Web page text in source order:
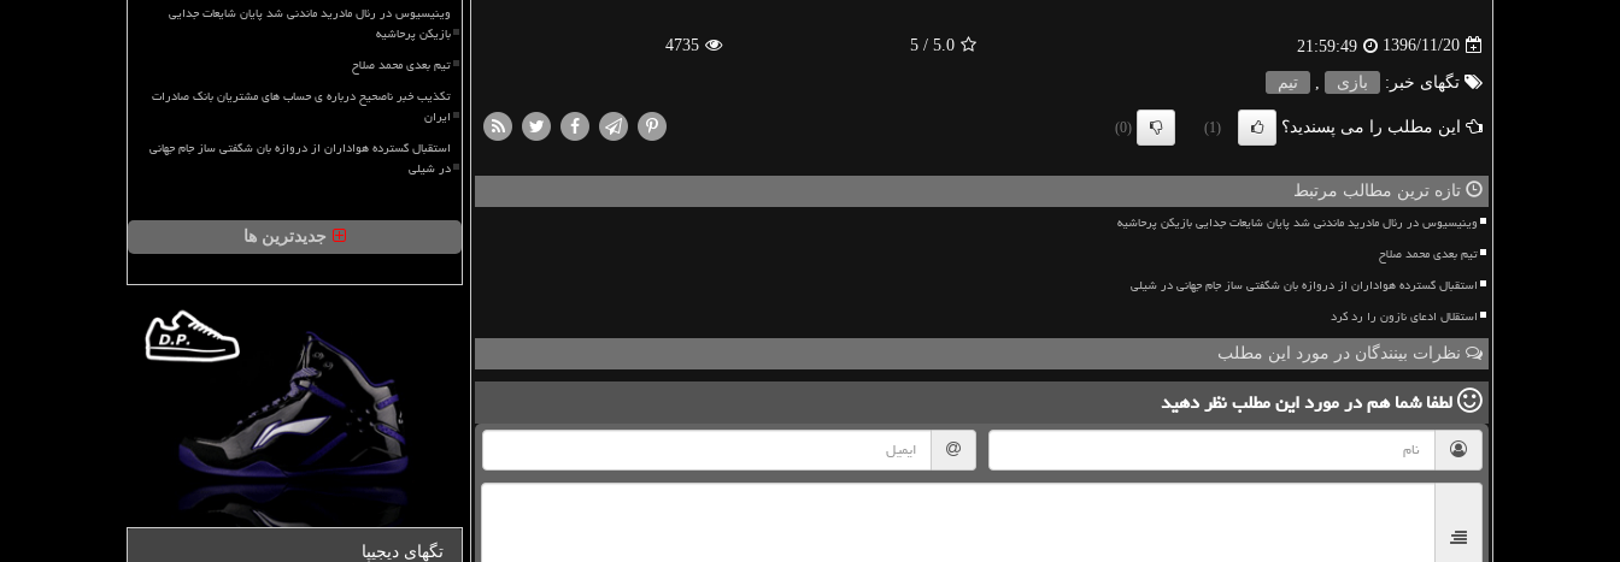
1396/11/20
21:59:49
5.0
/ 5
4735
تگهای خبر: بازی تیم
این مطلب را می پسندید؟ (1)
(0)
تازه ترین مطالب مرتبط
وینیسیوس در رئال مادرید ماندنی شد پایان شایعات جدایی بازیکن پرحاشیه
تیم بعدی محمد صلاح
استقبال گسترده هواداران از دروازه بان شگفتی ساز جام جهانی در شیلی
استقلال ادعای نازون را رد کرد
نظرات بینندگان در مورد این مطلب
لطفا شما همدر مورد این مطلبنظر دهید
وینیسیوس در رئال مادرید ماندنی شد پایان شایعات جدایی
بازیکن پرحاشیه
تیم بعدی محمد صلاح
تکذیب خبر ناصحیح درباره ی حساب های مشتریان بانک صادرات
ایران
استقبال گسترده هواداران از دروازه بان شگفتی ساز جام جهانی
در شیلی
جدیدترین ها
تگهای دیجیپا